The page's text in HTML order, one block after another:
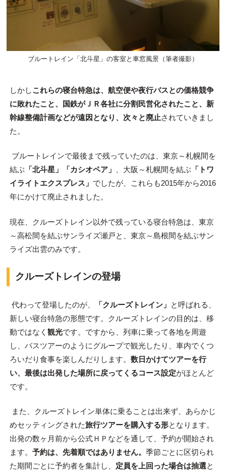
ブルートレイン「北斗星」の客室と車窓風景（筆者撮影）
しかしこれらの寝台特急は、航空便や夜行バスとの価格競争
に敗れたこと、国鉄がＪＲ各社に分割民営化されたこと、新
幹線整備計画などが遠因となり、次々と廃止されていきまし
た。
ブルートレインで最後まで残っていたのは、東京～札幌間を
結ぶ 「北斗星」「カシオペア」 、大阪～札幌間を結ぶ 「トワ
イライトエクスプレス」 でしたが、これらも2015年から2016
年にかけて廃止されました。
現在、クルーズトレイン以外で残っている寝台特急は、東京
～高松間を結ぶサンライズ瀬戸と、東京～島根間を結ぶサン
ライズ出雲のみです。
クルーズトレインの登場
代わって登場したのが、 「クルーズトレイン」 と呼ばれる、
新しい寝台特急の形態です。クルーズトレインの目的は、移
動ではなく 観光です。ですから、列車に乗って各地を周遊
し、バスツアーのようにグループで観光したり、車内でくつ
ろいだり食事を楽しんだりします。 数日かけてツアーを行
い、最後は出発した場所に戻ってくるコース設定がほとんど
です。
また、クルーズトレイン単体に乗ることは出来ず、あらかじ
めセッティングされた旅行ツアーを購入する形となります。
出発の数ヶ月前から公式ＨＰなどを通して、予約が開始され
ます。 予約は、先着順ではありません。 季節ごとに区切られ
た期間ごとに予約者を集計し、 定員を上回った場合は抽選と